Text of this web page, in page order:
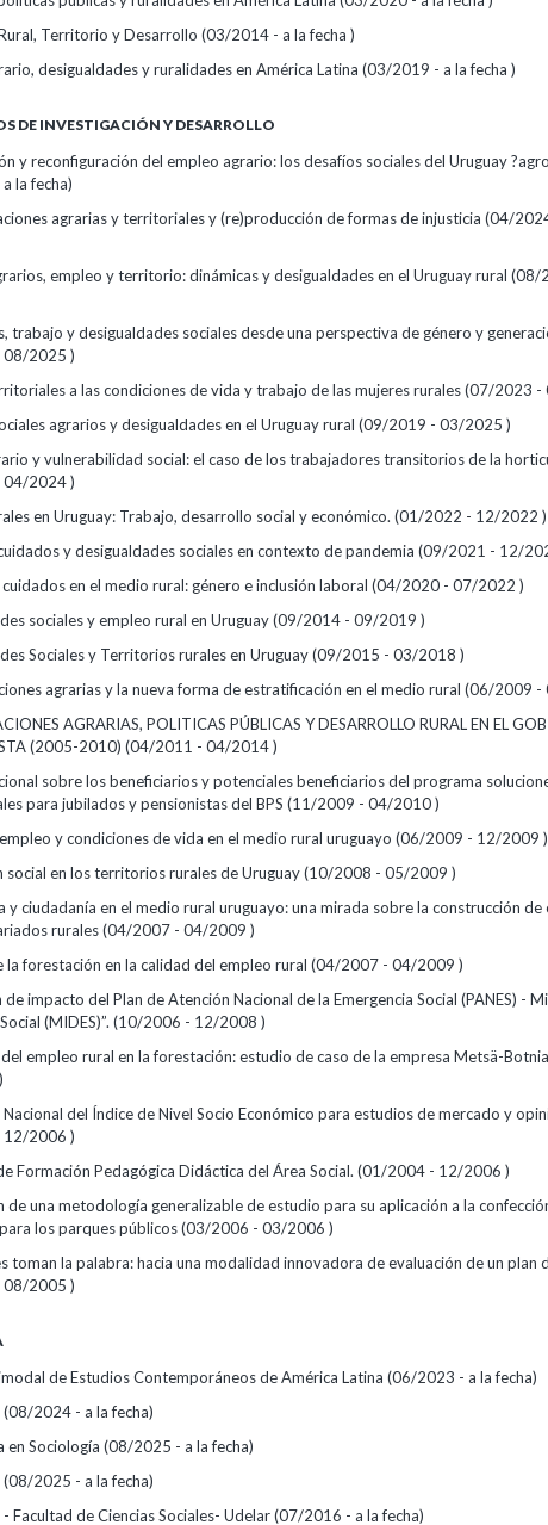
Territorio y Desarrollo (03/2014 - a la fecha )
desigualdades y ruralidades en América Latina (03/2019 - a la fecha )
DE INVESTIGACIÓN Y DESARROLLO
y reconfiguración del empleo agrario: los desafíos sociales del Uruguay
la fecha)
agrarias y territoriales y (re)producción de formas de injusticia (04/
empleo y territorio: dinámicas y desigualdades en el Uruguay rural (08/
trabajo y desigualdades sociales desde una perspectiva de género y
2025 )
a las condiciones de vida y trabajo de las mujeres rurales (07/2023
agrarios y desigualdades en el Uruguay rural (09/2019 - 03/2025 )
y vulnerabilidad social: el caso de los trabajadores transitorios de la
2024 )
en Uruguay: Trabajo, desarrollo social y económico. (01/2022 - 12/2022 )
y desigualdades sociales en contexto de pandemia (09/2021 - 12/
cuidados en el medio rural: género e inclusión laboral (04/2020 - 07/2022 )
sociales y empleo rural en Uruguay (09/2014 - 09/2019 )
Sociales y Territorios rurales en Uruguay (09/2015 - 03/2018 )
agrarias y la nueva forma de estratificación en el medio rural (06/2009
AGRARIAS, POLITICAS PÚBLICAS Y DESARROLLO RURAL EN EL
(2005-2010) (04/2011 - 04/2014 )
sobre los beneficiarios y potenciales beneficiarios del programa
para jubilados y pensionistas del BPS (11/2009 - 04/2010 )
y condiciones de vida en el medio rural uruguayo (06/2009 - 12/2009 )
social en los territorios rurales de Uruguay (10/2008 - 05/2009 )
y ciudadanía en el medio rural uruguayo: una mirada sobre la construcción de
rurales (04/2007 - 04/2009 )
la forestación en la calidad del empleo rural (04/2007 - 04/2009 )
de impacto del Plan de Atención Nacional de la Emergencia Social (PANES) -
(MIDES)”. (10/2006 - 12/2008 )
del empleo rural en la forestación: estudio de caso de la empresa Metsä-
Nacional del Índice de Nivel Socio Económico para estudios de mercado y
2006 )
Formación Pedagógica Didáctica del Área Social. (01/2004 - 12/2006 )
de una metodología generalizable de estudio para su aplicación a la
los parques públicos (03/2006 - 03/2006 )
toman la palabra: hacia una modalidad innovadora de evaluación de un plan
2005 )
de Estudios Contemporáneos de América Latina (06/2023 - a la fecha)
(08/2024 - a la fecha)
en Sociología (08/2025 - a la fecha)
(08/2025 - a la fecha)
Facultad de Ciencias Sociales- Udelar (07/2016 - a la fecha)